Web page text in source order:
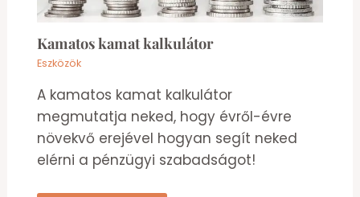
Kamatos kamat kalkulátor
Eszközök
A kamatos kamat kalkulátor
megmutatja neked, hogy évről-évre
növekvő erejével hogyan segít neked
elérni a pénzügyi szabadságot!